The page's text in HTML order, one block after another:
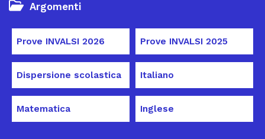
Argomenti
Prove INVALSI 2026 Prove INVALSI 2025
Dispersione scolastica Italiano
Matematica Inglese